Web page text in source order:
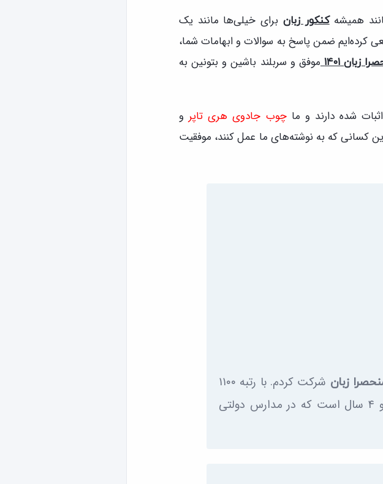
همیشهکنکور زبان برای خیلی‌ها مانند یک
کرده‌ایم ضمن پاسخ به سوالات و ابهامات شما،
زبان ۱۴۰۱
موفق و سربلند باشین و بتونین به
شده دارند و ماچوب جادوی هری تاپرو
کسانی که به نوشته‌های ما عمل کنند، موفقیت
زبان
شرکت کردم. با رتبه ۱۱۰۰
از رشته دبیری زبان انگلیسی دانشگاه فرهنگیان قبول شدم و ۴ سال است که در مدارس دولتی